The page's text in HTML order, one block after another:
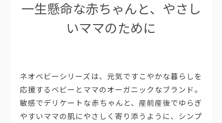
一生懸命な赤ちゃんと、やさし
いママのために
ネオベビーシリーズは、元気ですこやかな暮らしを
応援するベビーとママのオーガニックなブランド。
敏感でデリケートな赤ちゃんと、産前産後でゆらぎ
やすいママの肌にやさしく寄り添うように、シンプ